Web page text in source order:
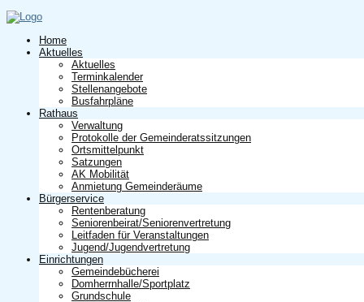
Home
Aktuelles
Aktuelles
Terminkalender
Stellenangebote
Busfahrpläne
Rathaus
Verwaltung
Protokolle der Gemeinderatssitzungen
Ortsmittelpunkt
Satzungen
AK Mobilität
Anmietung Gemeinderäume
Bürgerservice
Rentenberatung
Seniorenbeirat/Seniorenvertretung
Leitfaden für Veranstaltungen
Jugend/Jugendvertretung
Einrichtungen
Gemeindebücherei
Domherrnhalle/Sportplatz
Grundschule